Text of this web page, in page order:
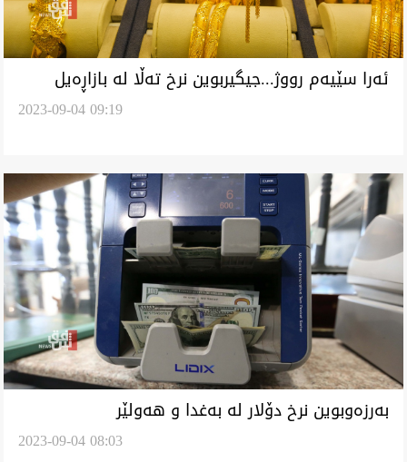
ئەرا سێیەم رووژ...جیگیربوین نرخ تەڵا لە بازاڕەیل
2023-09-04 09:19
بەرزەوبوین نرخ دۆلار لە بەغدا و هەولێر
2023-09-04 08:03